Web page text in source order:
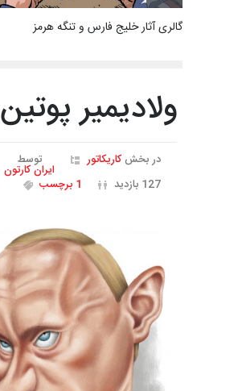
گالری آثار خلیج فارس و تنگه هرمز
ولادیمیر پوتین
در بخشکاریکاتور توسط
ایران کارتون
127 بازدید
1 برچسب